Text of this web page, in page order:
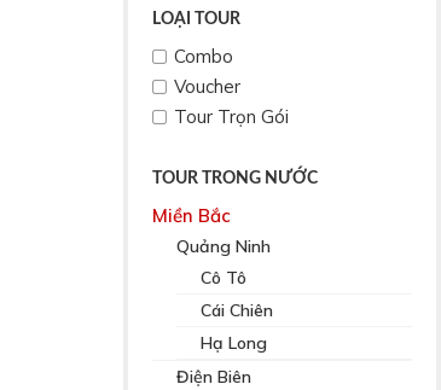
LOẠI TOUR
Combo
Voucher
Tour Trọn Gói
TOUR TRONG NƯỚC
Miền Bắc
Quảng Ninh
Cô Tô
Cái Chiên
Hạ Long
Điện Biên